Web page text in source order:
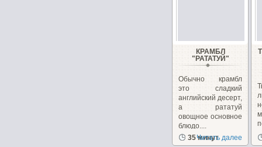
КРАМБЛ
"РАТАТУЙ"
Обычно крамбл
это сладкий
английский десерт,
а рататуй
овощное основное
блюдо....
35 минут
Читать далее